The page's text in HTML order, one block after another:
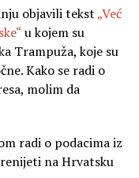
objavili tekst„Već
u kojem su
Trampuža, koje su
Kako se radi o
molim da
radi o podacima iz
na Hrvatsku